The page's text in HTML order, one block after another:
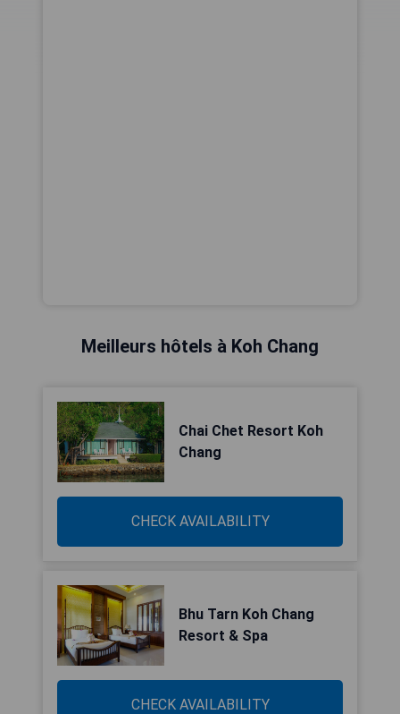
Meilleurs hôtels à Koh Chang
Chai Chet Resort Koh
Chang
CHECK AVAILABILITY
Bhu Tarn Koh Chang
Resort & Spa
CHECK AVAILABILITY